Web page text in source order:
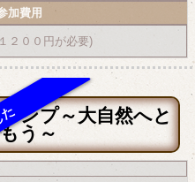
加費用
２００円が必要)
ンプ～大自然へと
う～